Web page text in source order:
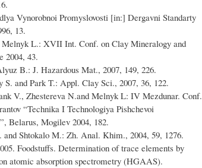
Vynorobnoi Promyslovosti [in:] Dergavni Standarty
13.
L.: XVII Int. Conf. on Clay Mineralogy and
2004, 43.
B.: J. Hazardous Mat., 2007, 149, 226.
S. and Park T.: Appl. Clay Sci., 2007, 36, 122.
V., Zhestereva N.and Melnyk L: IV Mezdunar. Conf.
“Technika I Technologiya Pishchevoi
Belarus, Mogilev 2004, 182.
and Shtokalo M.: Zh. Anal. Khim., 2004, 59, 1276.
Foodstuffs. Determination of trace elements by
atomic absorption spectrometry (HGAAS).